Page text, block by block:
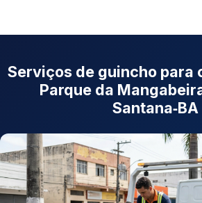
Serviços de guincho para
Parque da
Santana‑BA